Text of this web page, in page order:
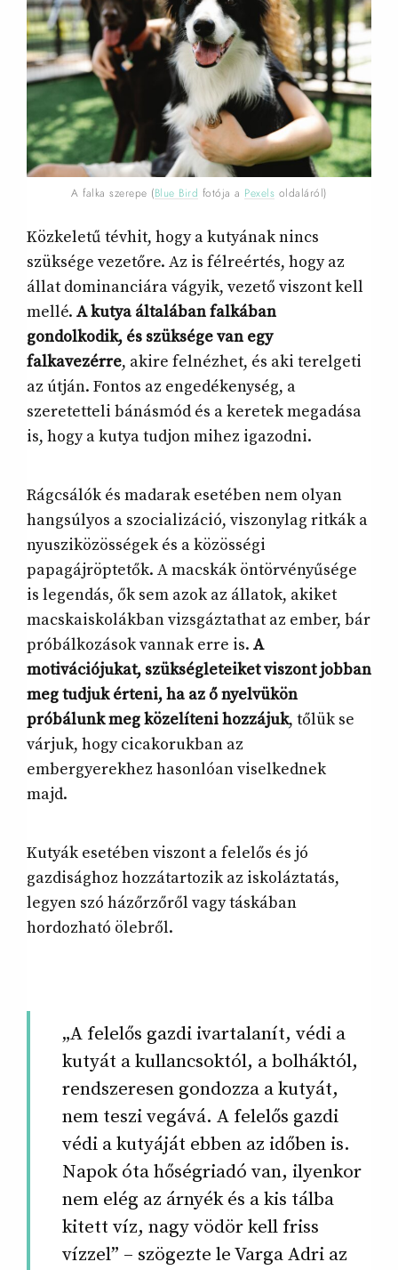
A falka szerepe (Blue Bird fotója a Pexels oldaláról)
Közkeletű tévhit, hogy a kutyának nincs
szüksége vezetőre. Az is félreértés, hogy az
állat dominanciára vágyik, vezető viszont kell
mellé. A kutya általában falkában
gondolkodik, és szüksége van egy
falkavezérre, akire felnézhet, és aki terelgeti
az útján. Fontos az engedékenység, a
szeretetteli bánásmód és a keretek megadása
is, hogy a kutya tudjon mihez igazodni.
Rágcsálók és madarak esetében nem olyan
hangsúlyos a szocializáció, viszonylag ritkák a
nyusziközösségek és a közösségi
papagájröptetők. A macskák öntörvényűsége
is legendás, ők sem azok az állatok, akiket
macskaiskolákban vizsgáztathat az ember, bár
próbálkozások vannak erre is. A
motivációjukat, szükségleteiket viszont jobban
meg tudjuk érteni, ha az ő nyelvükön
próbálunk meg közelíteni hozzájuk, tőlük se
várjuk, hogy cicakorukban az
embergyerekhez hasonlóan viselkednek
majd.
Kutyák esetében viszont a felelős és jó
gazdisághoz hozzátartozik az iskoláztatás,
legyen szó házőrzőről vagy táskában
hordozható ölebről.
„A felelős gazdi ivartalanít, védi a
kutyát a kullancsoktól, a bolháktól,
rendszeresen gondozza a kutyát,
nem teszi vegává. A felelős gazdi
védi a kutyáját ebben az időben is.
Napok óta hőségriadó van, ilyenkor
nem elég az árnyék és a kis tálba
kitett víz, nagy vödör kell friss
vízzel” – szögezte le Varga Adri az